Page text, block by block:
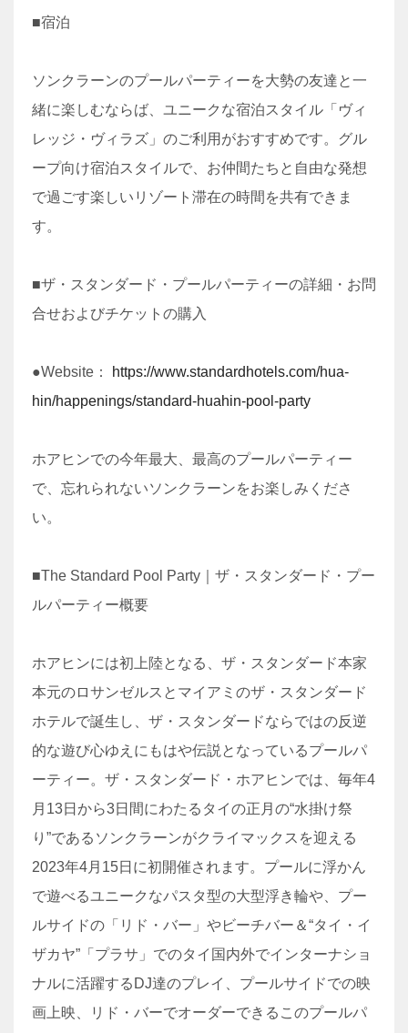
■宿泊
ソンクラーンのプールパーティーを大勢の友達と一
緒に楽しむならば、ユニークな宿泊スタイル「ヴィ
レッジ・ヴィラズ」のご利用がおすすめです。グル
ープ向け宿泊スタイルで、お仲間たちと自由な発想
で過ごす楽しいリゾート滞在の時間を共有できま
す。
■ザ・スタンダード・プールパーティーの詳細・お問
合せおよびチケットの購入
●Website：
https://www.standardhotels.com/hua-
hin/happenings/standard-huahin-pool-party
ホアヒンでの今年最大、最高のプールパーティー
で、忘れられないソンクラーンをお楽しみくださ
い。
■The Standard Pool Party｜ザ・スタンダード・プー
ルパーティー概要
ホアヒンには初上陸となる、ザ・スタンダード本家
本元のロサンゼルスとマイアミのザ・スタンダード
ホテルで誕生し、ザ・スタンダードならではの反逆
的な遊び心ゆえにもはや伝説となっているプールパ
ーティー。ザ・スタンダード・ホアヒンでは、毎年4
月13日から3日間にわたるタイの正月の“水掛け祭
り”であるソンクラーンがクライマックスを迎える
2023年4月15日に初開催されます。プールに浮かん
で遊べるユニークなパスタ型の大型浮き輪や、プー
ルサイドの「リド・バー」やビーチバー＆“タイ・イ
ザカヤ”「プラサ」でのタイ国内外でインターナショ
ナルに活躍するDJ達のプレイ、プールサイドでの映
画上映、リド・バーでオーダーできるこのプールパ